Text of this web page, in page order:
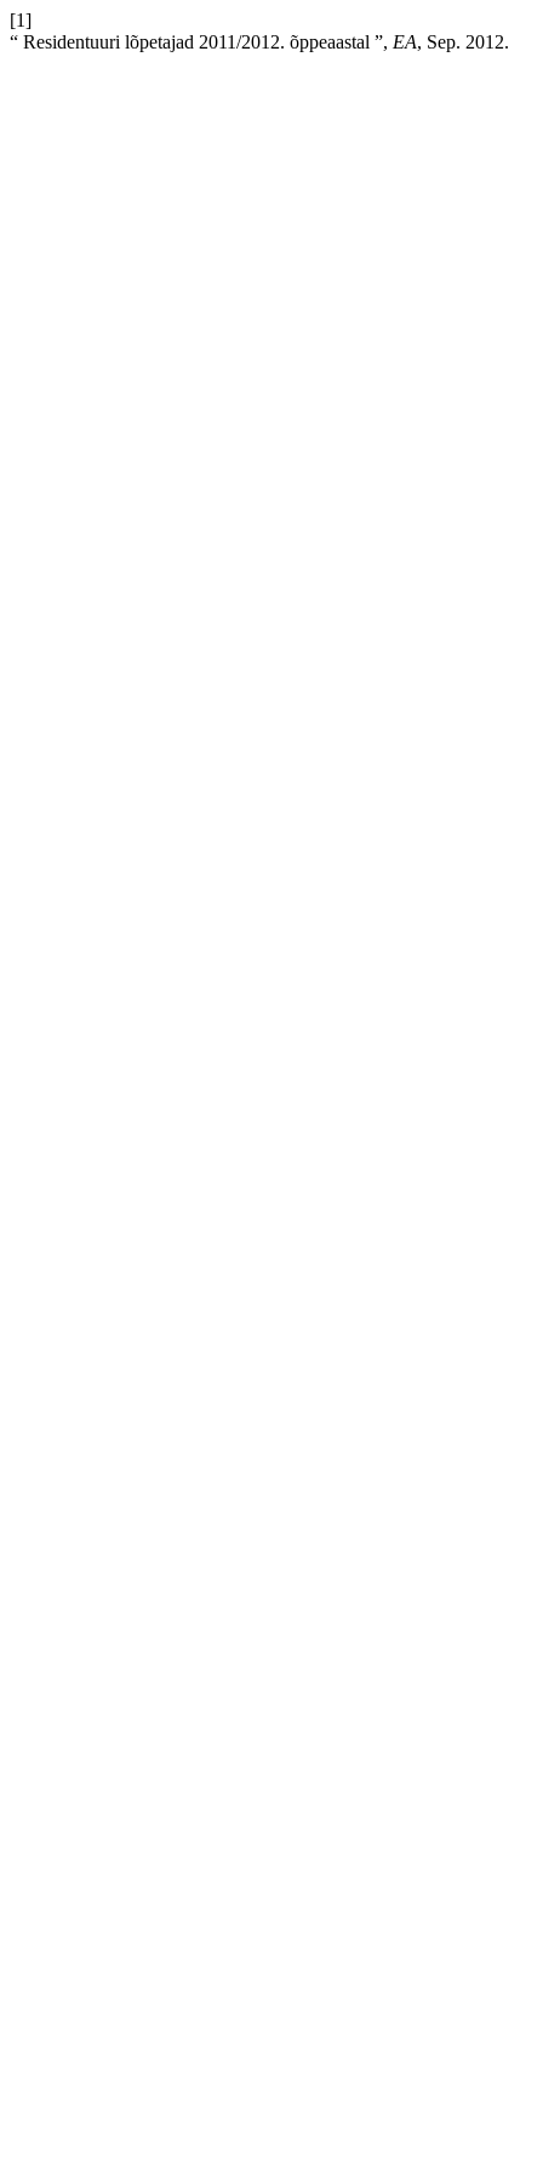
[1]
“ Residentuuri lõpetajad 2011/2012. õppeaastal ”, EA, Sep. 2012.